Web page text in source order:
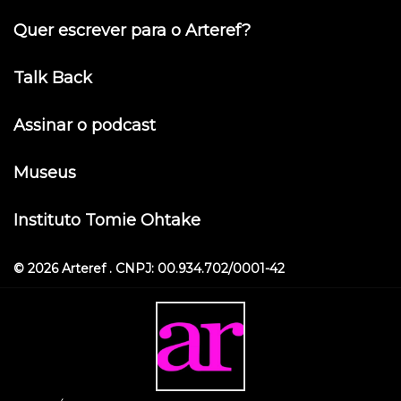
Quer escrever para o Arteref?
Talk Back
Assinar o podcast
Museus
Instituto Tomie Ohtake
© 2026 Arteref . CNPJ: 00.934.702/0001-42